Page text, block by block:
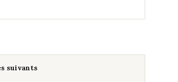
suivants